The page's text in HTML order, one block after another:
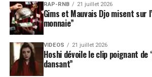
RAP-RNB 21 juillet 2026
Gims et Mauvais Djo misent sur
monnaie”
VIDEOS 21 juillet 2026
Hoshi dévoile le clip poignant de
dansant”